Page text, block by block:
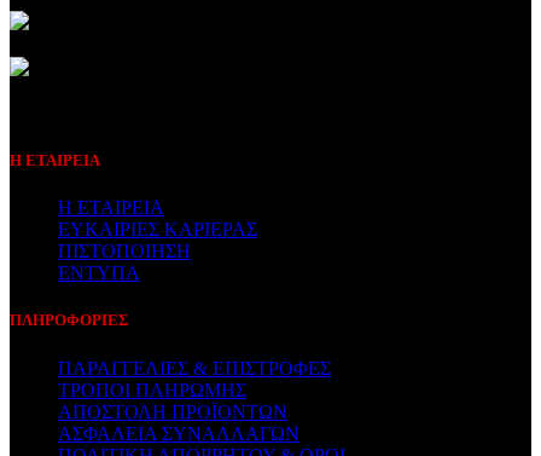
Η ΕΤΑΙΡΕΙΑ
Η ΕΤΑΙΡΕΙΑ
ΕΥΚΑΙΡΙΕΣ ΚΑΡΙΕΡΑΣ
ΠΙΣΤΟΠΟΙΗΣΗ
ΕΝΤΥΠΑ
ΠΛΗΡΟΦΟΡΙΕΣ
ΠΑΡΑΓΓΕΛΙΕΣ & ΕΠΙΣΤΡΟΦΕΣ
ΤΡΟΠΟΙ ΠΛΗΡΩΜΗΣ
ΑΠΟΣΤΟΛΗ ΠΡΟΪΟΝΤΩΝ
ΑΣΦΑΛΕΙΑ ΣΥΝΑΛΛΑΓΩΝ